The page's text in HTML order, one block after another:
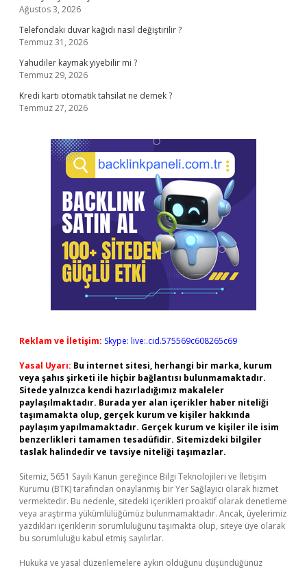
Ağustos 3, 2026
Telefondaki duvar kağıdı nasıl değiştirilir ?
Temmuz 31, 2026
Yahudiler kaymak yiyebilir mi ?
Temmuz 29, 2026
Kredi kartı otomatik tahsilat ne demek ?
Temmuz 27, 2026
Reklam ve İletişim: Skype: live:.cid.575569c608265c69
Yasal Uyarı: Bu internet sitesi, herhangi bir marka, kurum
veya şahıs şirketi ile hiçbir bağlantısı bulunmamaktadır.
Sitede yalnızca kendi hazırladığımız makaleler
paylaşılmaktadır. Burada yer alan içerikler haber niteliği
taşımamakta olup, gerçek kurum ve kişiler hakkında
paylaşım yapılmamaktadır. Gerçek kurum ve kişiler ile isim
benzerlikleri tamamen tesadüfidir. Sitemizdeki bilgiler
taslak halindedir ve tavsiye niteliği taşımazlar.
Sitemiz, 5651 Sayılı Kanun gereğince Bilgi Teknolojileri ve İletişim
Kurumu (BTK) tarafından onaylanmış bir Yer Sağlayıcı olarak hizmet
vermektedir. Bu nedenle, sitedeki içerikleri proaktif olarak denetleme
veya araştırma yükümlülüğümüz bulunmamaktadır. Ancak, üyelerimiz
yazdıkları içeriklerin sorumluluğunu taşımakta olup, siteye üye olarak
bu sorumluluğu kabul etmiş sayılırlar.
Hukuka ve yasal düzenlemelere aykırı olduğunu düşündüğünüz